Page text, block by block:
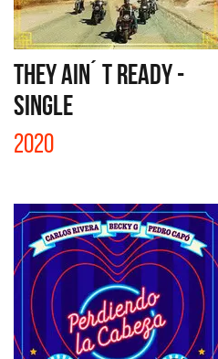
THEY AIN´ T READY -
SINGLE
2020